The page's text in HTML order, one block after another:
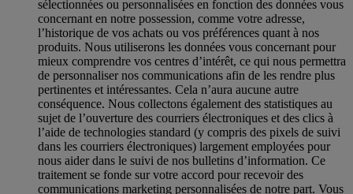
sélectionnées ou personnalisées en fonction des données vous
concernant en notre possession, comme votre adresse,
l’historique de vos achats ou vos préférences quant à nos
produits. Nous utiliserons les données vous concernant pour
mieux comprendre vos centres d’intérêt, ce qui nous permettra
de personnaliser nos communications afin de les rendre plus
pertinentes et intéressantes. Cela n’aura aucune autre
conséquence. Nous collectons également des statistiques au
sujet de l’ouverture des courriers électroniques et des clics à
l’aide de technologies standard (y compris des pixels de suivi
dans les courriers électroniques) largement employées pour
nous aider dans le suivi de nos bulletins d’information. Ce
traitement se fonde sur votre accord pour recevoir des
communications marketing personnalisées de notre part. Vous